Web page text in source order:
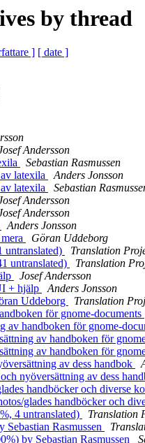
by thread
] [ date ]
Andersson
Sebastian Rasmussen
latexila
Anders Jonsson
latexila
Sebastian
Andersson
Andersson
Anders Jonsson
Göran Uddeborg
untranslated)
Translation
untranslated)
Translation
Josef Andersson
+ hjälp
Anders Jonsson
Uddeborg
Translation
för gnome-documents
av handboken för gnome-
av handboken för
av handboken för
av dess handbok
nyöversättning av dess
handböcker och diverse
glades handböcker och
4 untranslated)
Translation
Rasmussen
by Sebastian Rasmussen